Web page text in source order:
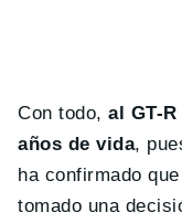
Con todo,al GT-
años de vida,
ha confirmado
tomado una